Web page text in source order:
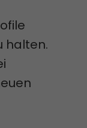
halten.